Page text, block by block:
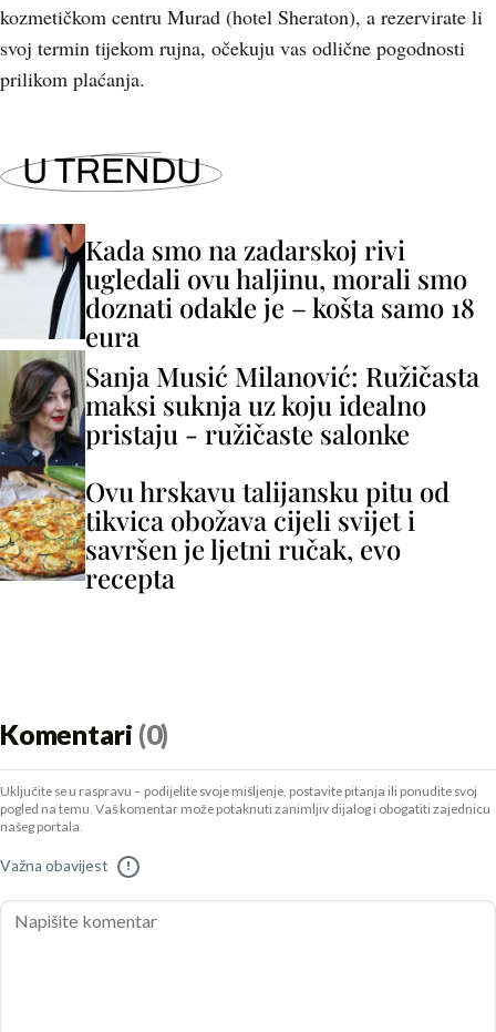
kozmetičkom centru Murad (hotel Sheraton), a rezervirate li
svoj termin tijekom rujna, očekuju vas odlične pogodnosti
prilikom plaćanja.
U TRENDU
Kada smo na zadarskoj rivi
ugledali ovu haljinu, morali smo
doznati odakle je – košta samo 18
eura
Sanja Musić Milanović: Ružičasta
maksi suknja uz koju idealno
pristaju - ružičaste salonke
Ovu hrskavu talijansku pitu od
tikvica obožava cijeli svijet i
savršen je ljetni ručak, evo
recepta
Komentari (0)
Uključite se u raspravu – podijelite svoje mišljenje, postavite pitanja ili ponudite svoj
pogled na temu. Vaš komentar može potaknuti zanimljiv dijalog i obogatiti zajednicu
našeg portala.
Važna obavijest !